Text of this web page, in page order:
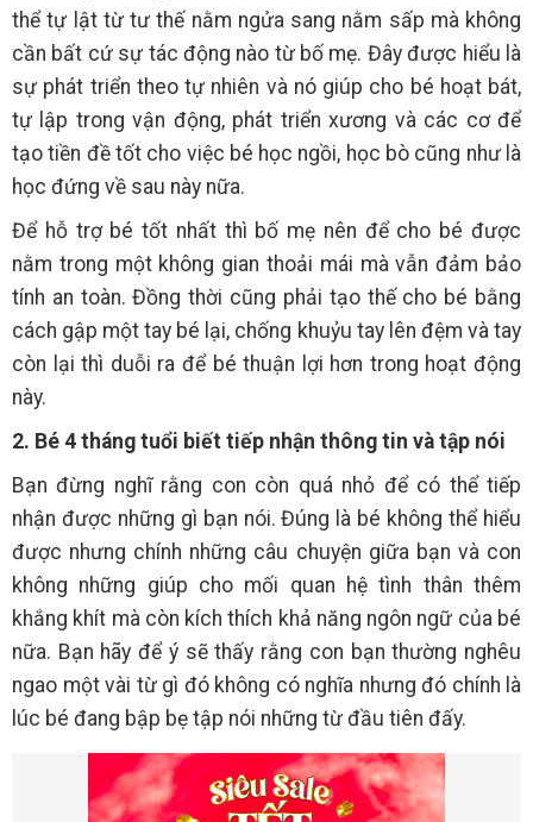
thể tự lật từ tư thế nằm ngửa sang nằm sấp mà không
cần bất cứ sự tác động nào từ bố mẹ. Đây được hiểu là
sự phát triển theo tự nhiên và nó giúp cho bé hoạt bát,
tự lập trong vận động, phát triển xương và các cơ để
tạo tiền đề tốt cho việc bé học ngồi, học bò cũng như là
học đứng về sau này nữa.
Để hỗ trợ bé tốt nhất thì bố mẹ nên để cho bé được
nằm trong một không gian thoải mái mà vẫn đảm bảo
tính an toàn. Đồng thời cũng phải tạo thế cho bé bằng
cách gập một tay bé lại, chống khuỷu tay lên đệm và tay
còn lại thì duỗi ra để bé thuận lợi hơn trong hoạt động
này.
2. Bé 4 tháng tuổi biết tiếp nhận thông tin và tập nói
Bạn đừng nghĩ rằng con còn quá nhỏ để có thể tiếp
nhận được những gì bạn nói. Đúng là bé không thể hiểu
được nhưng chính những câu chuyện giữa bạn và con
không những giúp cho mối quan hệ tình thân thêm
khắng khít mà còn kích thích khả năng ngôn ngữ của bé
nữa. Bạn hãy để ý sẽ thấy rằng con bạn thường nghêu
ngao một vài từ gì đó không có nghĩa nhưng đó chính là
lúc bé đang bập bẹ tập nói những từ đầu tiên đấy.